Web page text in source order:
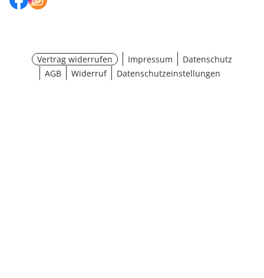
Vertrag widerrufen Impressum
Datenschutz
AGB
Widerruf Datenschutzeinstellungen